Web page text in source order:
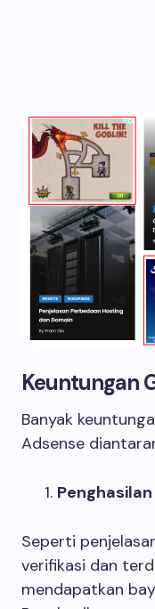
Keuntungan
Banyak
Adsense
Seperti
verifikasi dan
mendapatkan